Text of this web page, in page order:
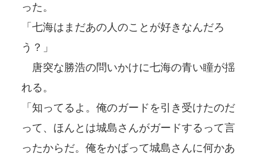
った。
「七海はまだあの人のことが好きなんだろ
う？」
唐突な勝浩の問いかけに七海の青い瞳が揺
れる。
「知ってるよ。俺のガードを引き受けたのだ
って、ほんとは城島さんがガードするって言
ったからだ。俺をかばって城島さんに何かあ